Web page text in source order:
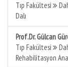
Tıp Fakültesi
Dalı
Prof.Dr. Gülcan
Tıp Fakültesi
Rehabilitasyon